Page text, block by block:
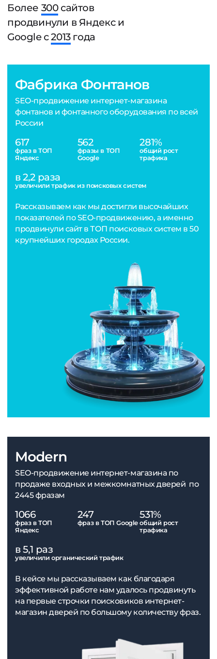
Более 300сайтов
продвинули в Яндекс и
Google с2013года
Фабрика Фонтанов
SEO-продвижение интернет-магазина
фонтанов и фонтанного оборудования по всей
России
617
фраз в ТОП
Яндекс
562
фразы в ТОП
Google
281%
общий рост
трафика
в 2,2 раза
увеличили трафик из поисковых систем
Рассказываем как мы достигли высочайших
показателей по SEO-продвижению, а именно
продвинули сайт в ТОП поисковых систем в 50
крупнейших городах России.
Modern
SEO-продвижение интернет-магазина по
продаже входных и межкомнатных дверей по
2445 фразам
1066
фраз в ТОП
Яндекс
247
фраз в ТОП Google
531%
общий рост
трафика
в 5,1 раз
увеличили органический трафик
В кейсе мы рассказываем как благодаря
эффективной работе нам удалось продвинуть
на первые строчки поисковиков интернет-
магазин дверей по большому количеству фраз.